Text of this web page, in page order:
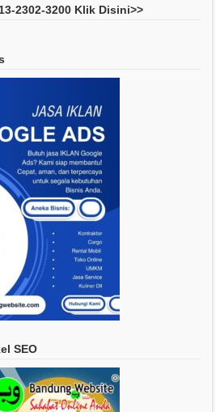
2302-3200 Klik Disini>>
SEO